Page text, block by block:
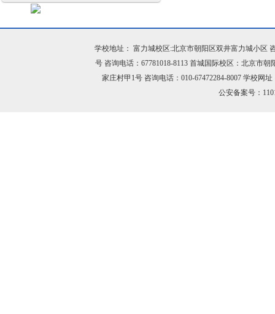
学校地址： 富力城校区:北京市朝阳区双井富力城小区
号 咨询电话：67781018-8113 首城国际校区：北京市
家庄村甲1号 咨询电话：010-67472284-8007 学校网
公安备案号：